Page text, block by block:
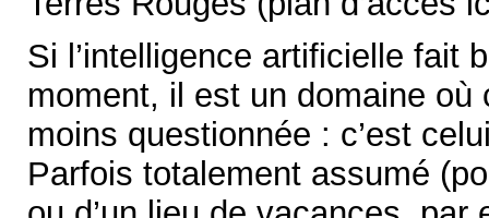
Si l’intelligence artificielle fait
moment, il est un domaine
moins questionnée : c’est
Parfois totalement assumé